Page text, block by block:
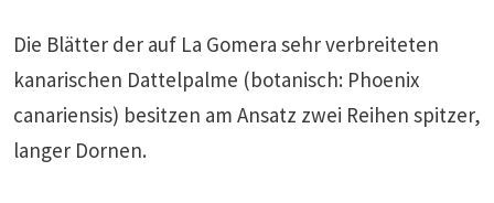
Die Blätter der auf La Gomera sehr verbreiteten
kanarischen Dattelpalme (botanisch: Phoenix
canariensis) besitzen am Ansatz zwei Reihen spitzer,
langer Dornen.